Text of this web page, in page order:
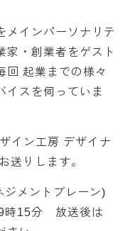
メインパーソナリテ
家・創業者をゲスト
回 起業までの様々
イスを伺っていま
イン工房 デザイナ
送りします。
ジメントブレーン)
時15分 放送後は